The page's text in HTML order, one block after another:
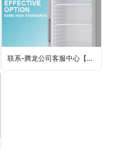
联系-腾龙公司客服中心【微-64881330】